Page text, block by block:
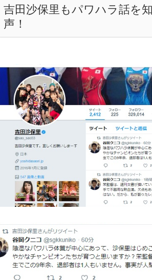
吉田沙保里もパワハラ話を
声！